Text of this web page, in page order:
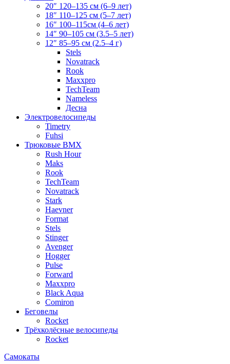
20″ 120–135 см (6–9 лет)
18″ 110–125 см (5–7 лет)
16″ 100–115см (4–6 лет)
14″ 90–105 см (3.5–5 лет)
12″ 85–95 см (2.5–4 г)
Stels
Novatrack
Rook
Maxxpro
TechTeam
Nameless
Десна
Электровелосипеды
Timetry
Fuhsi
Трюковые BMX
Rush Hour
Maks
Rook
TechTeam
Novatrack
Stark
Haevner
Format
Stels
Stinger
Avenger
Hogger
Pulse
Forward
Maxxpro
Black Aqua
Comiron
Беговелы
Rocket
Трёхколёсные велосипеды
Rocket
Самокаты